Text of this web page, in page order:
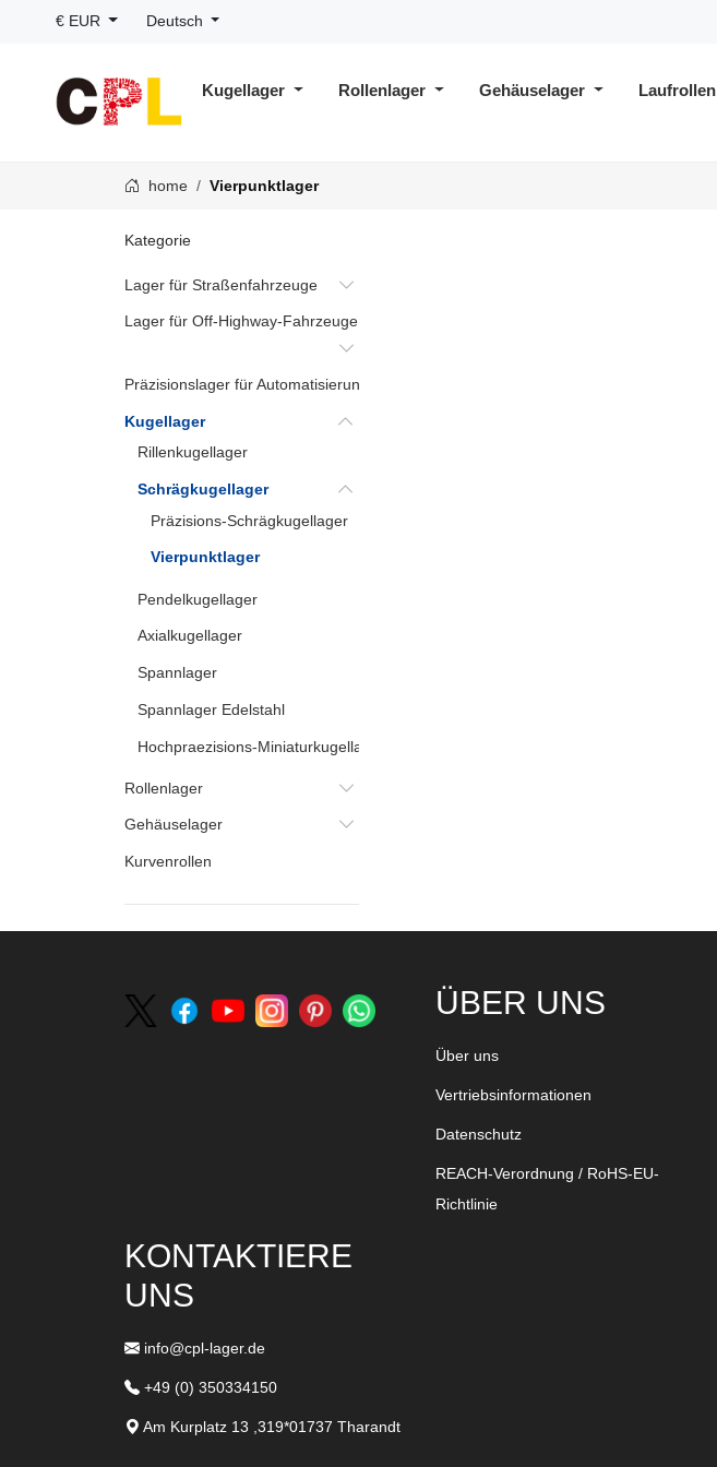
€ EUR Deutsch
Kugellager Rollenlager Gehäuselager Laufrollen
home Vierpunktlager
Kategorie
Lager für Straßenfahrzeuge
Lager für Off-Highway-Fahrzeuge
Präzisionslager für Automatisierungstechnik
Kugellager
Rillenkugellager
Schrägkugellager
Präzisions-Schrägkugellager
Vierpunktlager
Pendelkugellager
Axialkugellager
Spannlager
Spannlager Edelstahl
Hochpraezisions-Miniaturkugellager 6
Rollenlager
Gehäuselager
Kurvenrollen
ÜBER UNS
Über uns
Vertriebsinformationen
Datenschutz
REACH-Verordnung / RoHS-EU-
Richtlinie
KONTAKTIERE
UNS
info@cpl-lager.de
+49 (0) 350334150
Am Kurplatz 13 ,319*01737 Tharandt